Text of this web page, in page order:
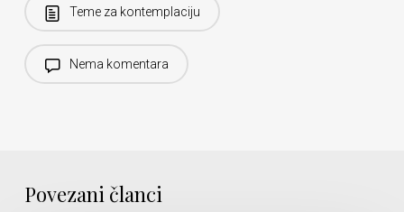
Teme za kontemplaciju
Nema komentara
Povezani članci